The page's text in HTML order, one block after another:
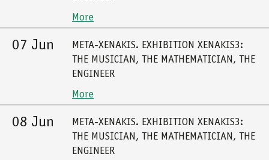
More
07 Jun
META-XENAKIS. EXHIBITION XENAKIS3:
THE MUSICIAN, THE MATHEMATICIAN, THE
ENGINEER
More
08 Jun
META-XENAKIS. EXHIBITION XENAKIS3:
THE MUSICIAN, THE MATHEMATICIAN, THE
ENGINEER